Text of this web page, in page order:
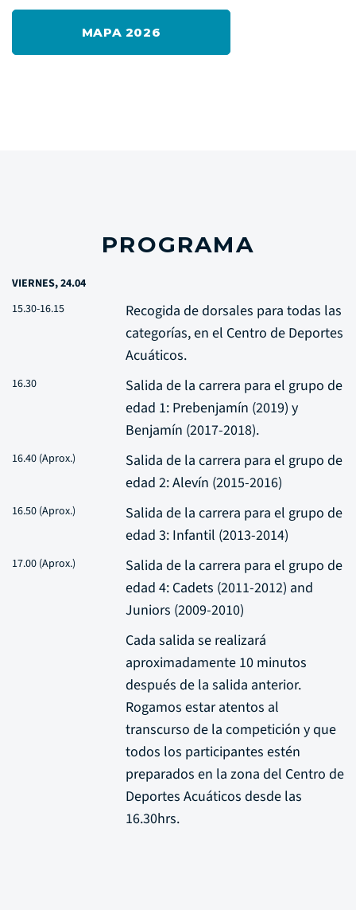
MAPA 2026
PROGRAMA
VIERNES, 24.04
15.30-16.15
Recogida de dorsales para todas las
categorías, en el Centro de Deportes
Acuáticos.
16.30
Salida de la carrera para el grupo de
edad 1: Prebenjamín (2019) y
Benjamín (2017-2018).
16.40 (Aprox.)
Salida de la carrera para el grupo de
edad 2: Alevín (2015-2016)
16.50 (Aprox.)
Salida de la carrera para el grupo de
edad 3: Infantil (2013-2014)
17.00 (Aprox.)
Salida de la carrera para el grupo de
edad 4: Cadets (2011-2012) and
Juniors (2009-2010)
Cada salida se realizará
aproximadamente 10 minutos
después de la salida anterior.
Rogamos estar atentos al
transcurso de la competición y que
todos los participantes estén
preparados en la zona del Centro de
Deportes Acuáticos desde las
16.30hrs.